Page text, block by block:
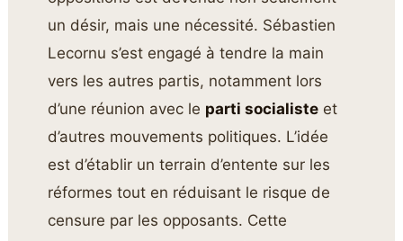
un désir, mais une nécessité. Sébastien
Lecornu s’est engagé à tendre la main
vers les autres partis, notamment lors
d’une réunion avec le parti socialiste et
d’autres mouvements politiques. L’idée
est d’établir un terrain d’entente sur les
réformes tout en réduisant le risque de
censure par les opposants. Cette